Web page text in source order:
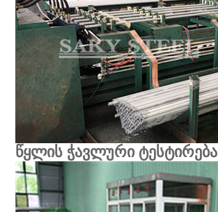
წყლის ჭავლური ტესტირება